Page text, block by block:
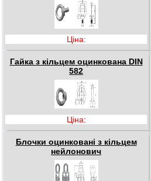
Ціна:
Гайка з кільцем оцинкована DIN
582
Ціна:
Блочки оцинковані з кільцем
нейлонович